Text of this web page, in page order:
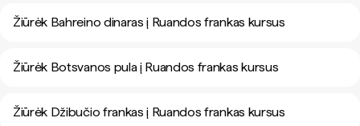
Žiūrėk Bahreino dinaras į Ruandos frankas kursus
Žiūrėk Botsvanos pula į Ruandos frankas kursus
Žiūrėk Džibučio frankas į Ruandos frankas kursus